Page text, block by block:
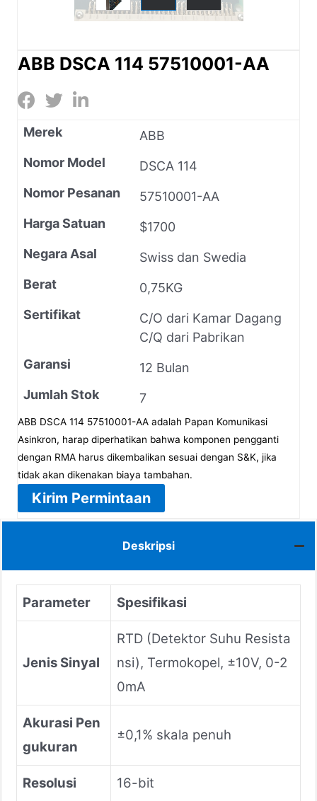
ABB DSCA 114 57510001-AA
Merek
ABB
Nomor Model
DSCA 114
Nomor Pesanan
57510001-AA
Harga Satuan
$1700
Negara Asal
Swiss dan Swedia
Berat
0,75KG
Sertifikat
C/O dari Kamar Dagang
C/Q dari Pabrikan
Garansi
12 Bulan
Jumlah Stok
7
ABB DSCA 114 57510001-AA adalah Papan Komunikasi
Asinkron, harap diperhatikan bahwa komponen pengganti
dengan RMA harus dikembalikan sesuai dengan S&K, jika
tidak akan dikenakan biaya tambahan.
Kirim Permintaan
Deskripsi
Parameter Spesifikasi
Jenis Sinyal
RTD (Detektor Suhu Resista
nsi), Termokopel, ±10V, 0-2
0mA
Akurasi Pen
gukuran
±0,1% skala penuh
Resolusi 16-bit